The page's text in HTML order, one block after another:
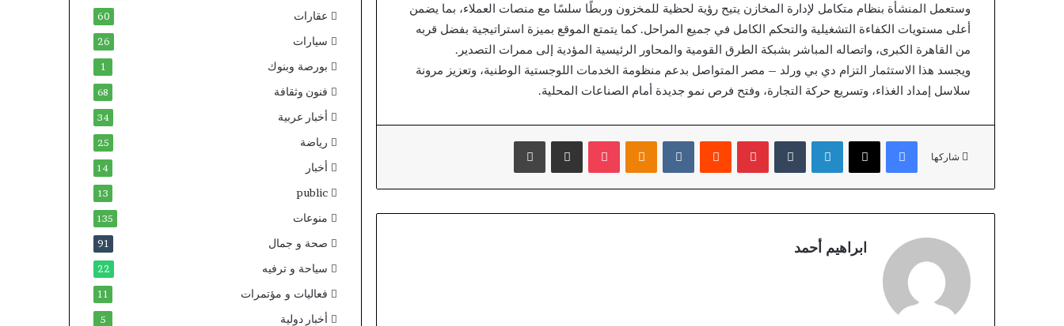
وستعمل المنشأة بنظام متكامل لإدارة المخازن يتيح رؤية لحظية للمخزون وربطًا سلسًا مع منصات العملاء، بما يضمن
أعلى مستويات الكفاءة التشغيلية والتحكم الكامل في جميع المراحل. كما يتمتع الموقع بميزة استراتيجية بفضل قربه
من القاهرة الكبرى، واتصاله المباشر بشبكة الطرق القومية والمحاور الرئيسية المؤدية إلى ممرات التصدير.
ويجسد هذا الاستثمار التزام دي بي ورلد – مصر المتواصل بدعم منظومة الخدمات اللوجستية الوطنية، وتعزيز مرونة
سلاسل إمداد الغذاء، وتسريع حركة التجارة، وفتح فرص نمو جديدة أمام الصناعات المحلية.
شاركها
فيسبوكX لينكدإن بينتيريست Odnoklassniki
بوكيت مشاركة عبر البريد طباعة
ابراهيم أحمد
عقارات 60
سيارات 26
بورصة وبنوك 1
فنون وثقافة 68
أخبار عربية 34
رياضة 25
أخبار 14
public
13
منوعات 135
صحة و جمال 91
سياحة و ترفيه 22
فعاليات و مؤتمرات 11
أخبار دولية 5